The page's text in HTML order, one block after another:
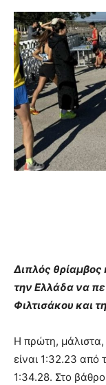
Διπλός
την Ελλάδα να
Φιλτισάκου και
Η πρώτη,
είναι 1:32.23 από
1:34.28. Στο